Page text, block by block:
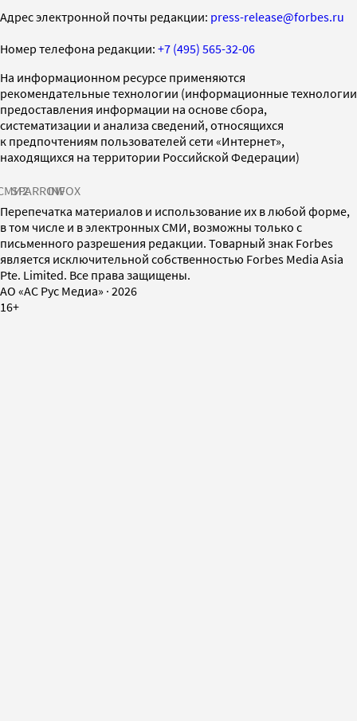
Адрес электронной почты редакции: press-release@forbes.ru
Номер телефона редакции: +7 (495) 565-32-06
На информационном ресурсе применяются
рекомендательные технологии (информационные технологии
предоставления информации на основе сбора,
систематизации и анализа сведений, относящихся
к предпочтениям пользователей сети «Интернет»,
находящихся на территории Российской Федерации)
SPARROWINFOX
Перепечатка материалов и использование их в любой форме,
в том числе и в электронных СМИ, возможны только с
письменного разрешения редакции. Товарный знак Forbes
является исключительной собственностью Forbes Media Asia
Pte. Limited. Все права защищены.
AO «АС Рус Медиа» · 2026
16+